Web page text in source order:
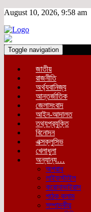
August 10, 2026, 9:58 am
Toggle navigation
জাতীয়
রাজনীতি
অর্থ্যবানিজ্য
আন্তর্জাতিক
জেলাসংবাদ
আইন-আদালত
তথ্যপ্রযুক্তি
বিনোদন
এক্সক্লুসিভ
খেলাধুলা
অন্যান্য…
অপরাধ
লাইফস্টাইল
করোনাভাইরাস
পাঠক কলাম
সম্পাদকীয়